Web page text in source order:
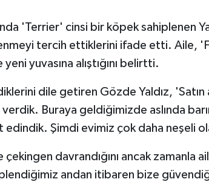
'Terrier' cinsi bir köpek sahiplenen
tercih ettiklerini ifade etti. Aile,
yuvasına alıştığını belirtti.
dile getiren Gözde Yaldız, 'Satın
Buraya geldiğimizde aslında
edindik. Şimdi evimiz çok daha neşeli
çekingen davrandığını ancak zamanla
andan itibaren bize